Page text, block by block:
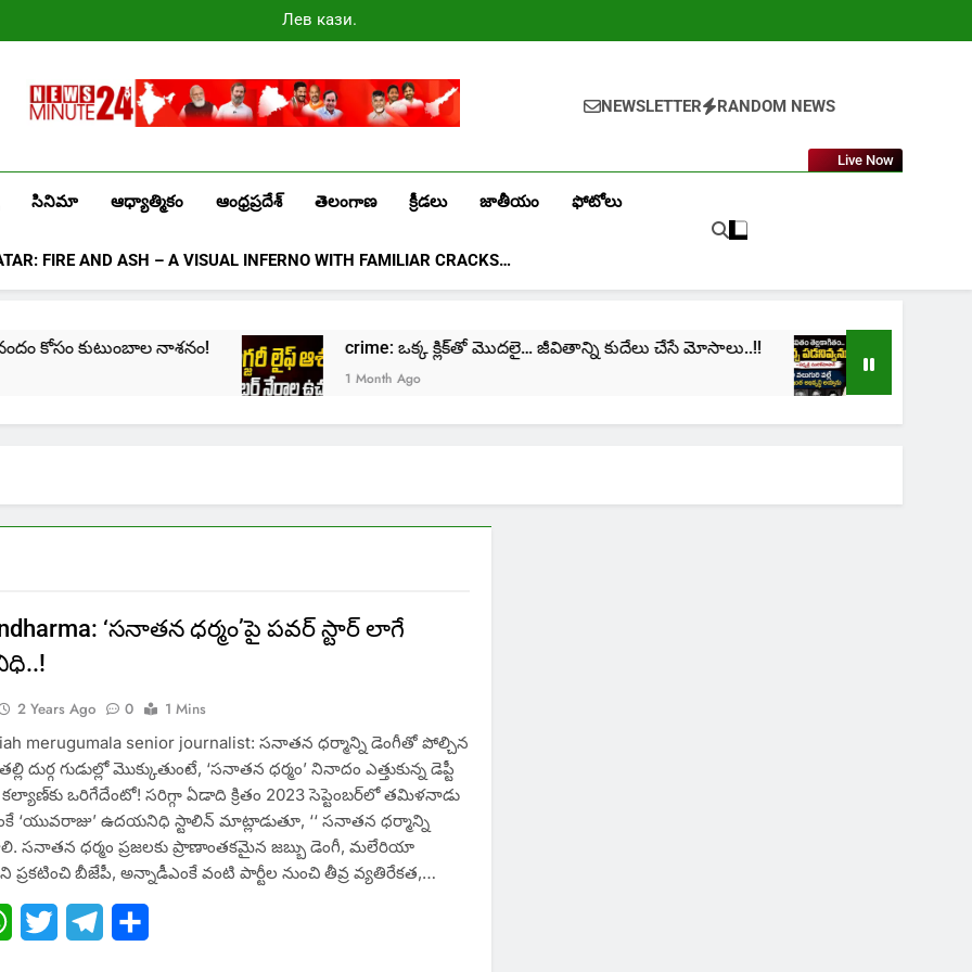
Лев казино
промокоды
Newsminute24
NEWSLETTER RANDOM NEWS
Live Now
సినిమా ఆధ్యాత్మికం ఆంధ్రప్రదేశ్ తెలంగాణ క్రీడలు జాతీయం ఫోటోలు
FIRE AND ASH – A VISUAL INFERNO WITH FAMILIAR CRACKS…
కోసం కుటుంబాల నాశనం! crime: ఒక్క క్లిక్‌తో మొదలై… జీవితాన్ని కుదేలు చేసే మోసాలు..!!
1 Month Ago
‘సనాతన ధర్మం’పై పవర్ స్టార్ లాగే
2 Years Ago 0
1 Mins
merugumala senior journalist: సనాతన ధర్మాన్ని డెంగీతో పోల్చిన
దుర్గ గుడుల్లో మొక్కుతుంటే, ‘సనాతన ధర్మం’ నినాదం ఎత్తుకున్న డెప్టీ
ఒరిగేదేంటో! సరిగ్గా ఏడాది క్రితం 2023 సెప్టెంబర్‌లో తమిళనాడు
‘యువరాజు’ ఉదయనిధి స్టాలిన్‌ మాట్లాడుతూ, ‘‘ సనాతన ధర్మాన్ని
సనాతన ధర్మం ప్రజలకు ప్రాణాంతకమైన జబ్బు డెంగీ, మలేరియా
ప్రకటించి బీజేపీ, అన్నాడీఎంకే వంటి పార్టీల నుంచి తీవ్ర వ్యతిరేకత,…
WhatsApp
Twitter Telegram